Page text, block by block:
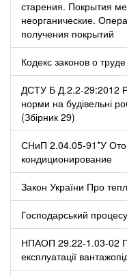
старения. Покрытия
неорганические.
получения покрытий
Кодекс законов о
ДСТУ Б Д.2.2-29:2012
норми на будівельні
(Збірник 29)
СНиП 2.04.05-91*У
кондиционирование
Закон України Про
Господарський
НПАОП 29.22-1.03-02
експлуатації